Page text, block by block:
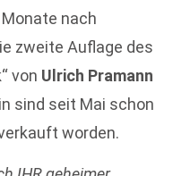
nach
zweite Auflage des
von Ulrich Pramann
sind seit Mai schon
worden.